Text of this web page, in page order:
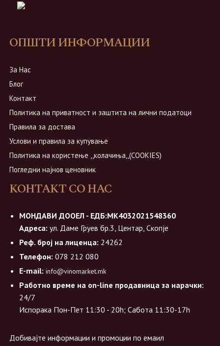
ОПШТИ ИНФОРМАЦИИ
За Нас
Блог
Контакт
Политика на приватност и заштита на лични податоци
Правила за достава
Услови и правила за купување
Политика на користење ,,колачиња,,(COOKIES)
Погледни најнов ценовник
КОНТАКТ СО НАС
МОНДАВИ ДООЕЛ - ЕДБ:МК4032021548360
Адреса: ул. Даме Груев бр.3, Центар, Скопје
Реф. број на лиценца: 24262
Телефон: 078 212 080
E-mail: info@vinomarket.mk
Работно време на on-line продавница за нарачки:
24/7
Испорака Пон-Пет 11:30 - 20h; Сабота 11:30-17h
Добивајте информации и промоции по емаил